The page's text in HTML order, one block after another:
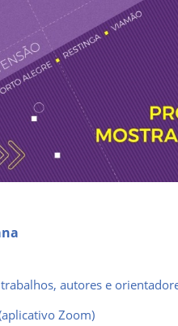
autores e
Zoom)